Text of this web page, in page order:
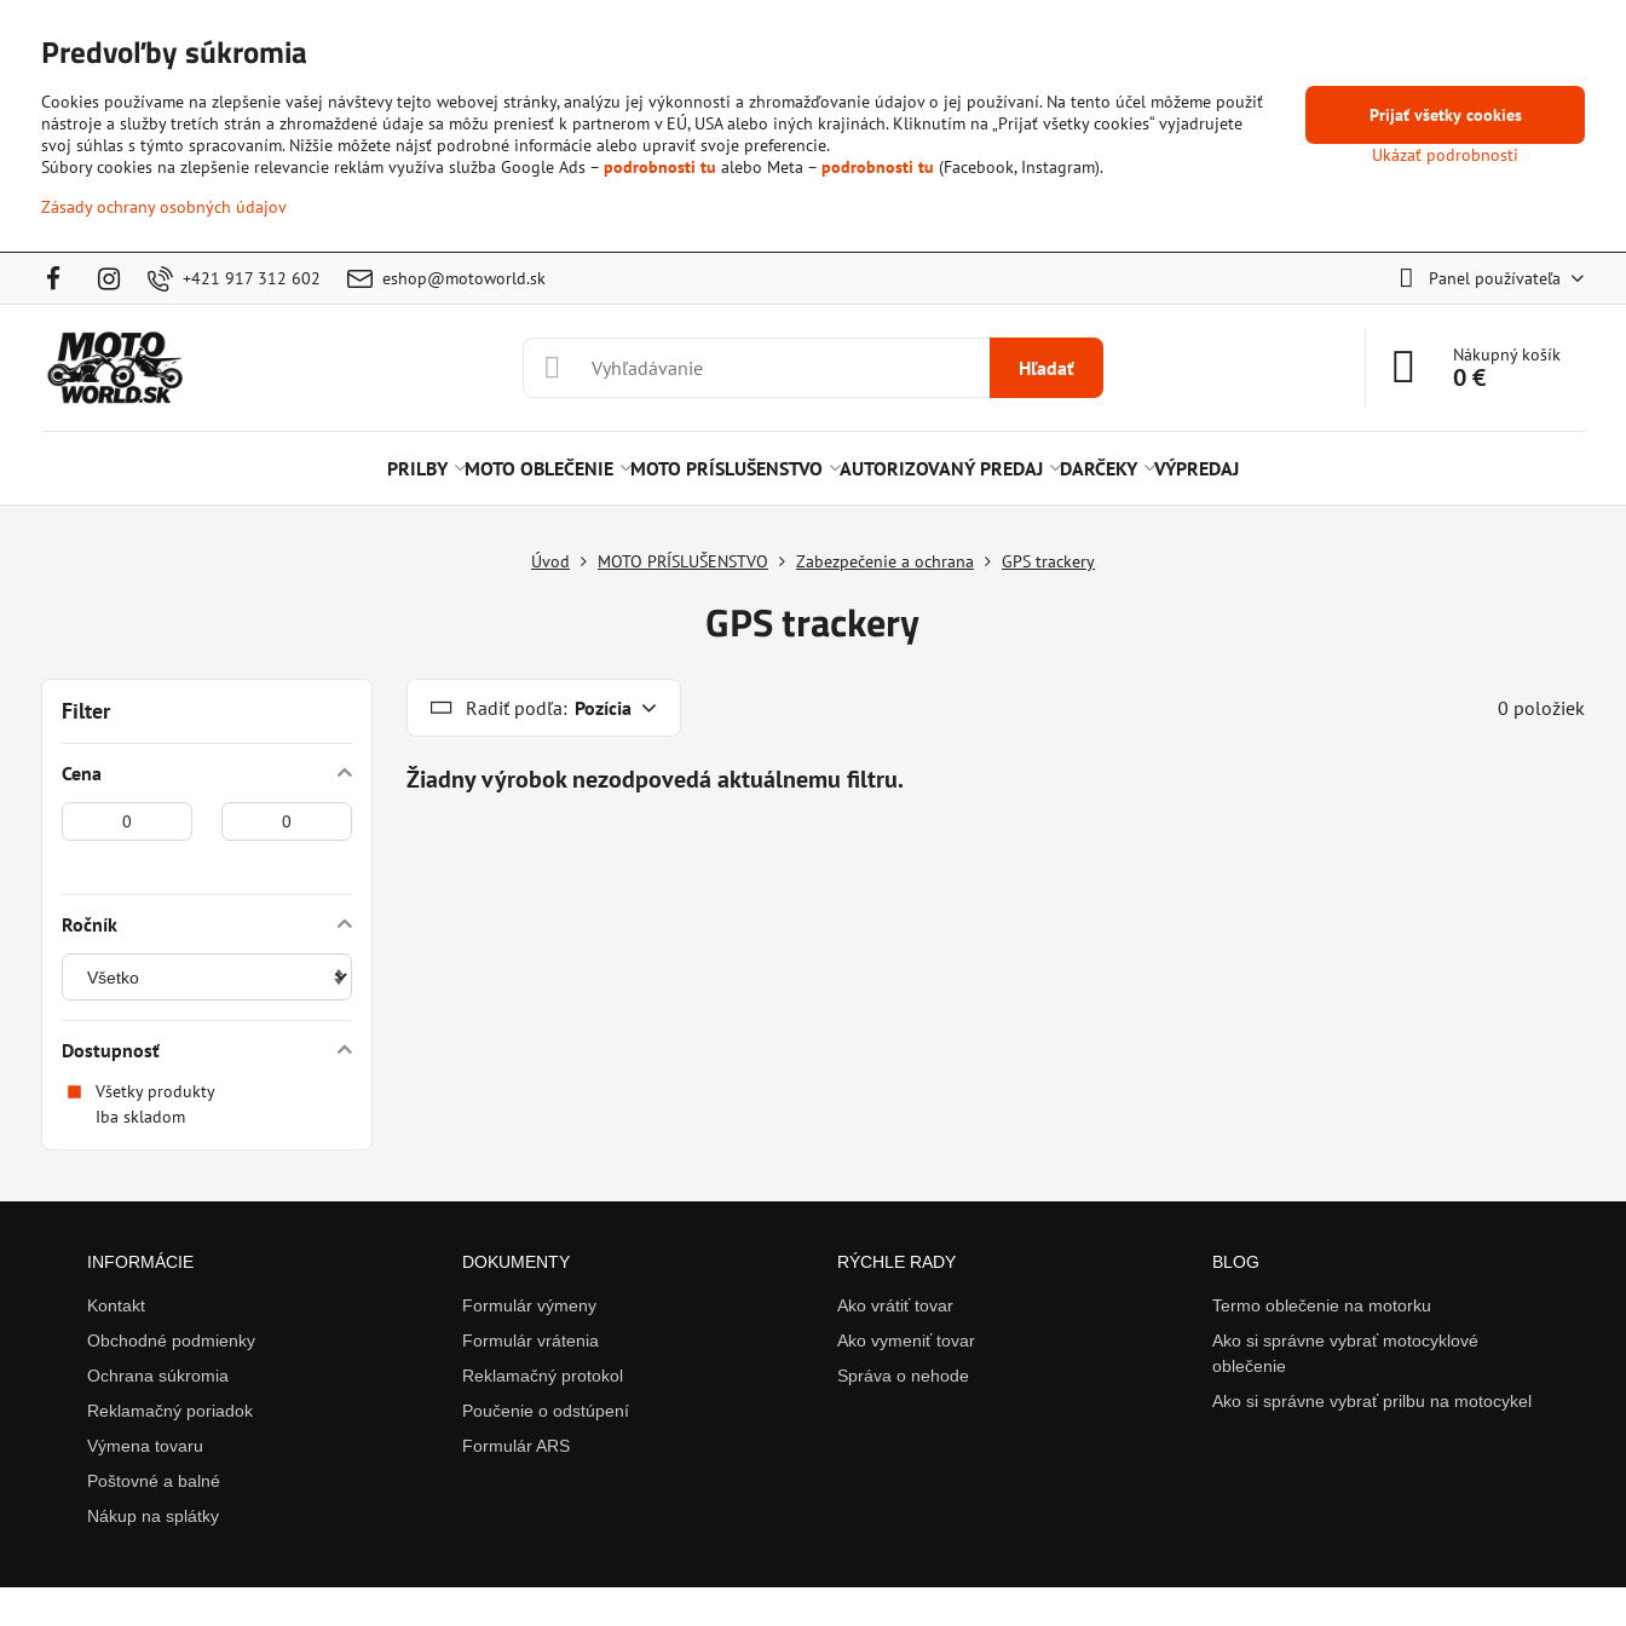
+421 917 312 602 eshop@motoworld.sk Panel používateľa
Hľadať
Nákupný košík
0 €
PRILBY MOTO OBLEČENIE MOTO PRÍSLUŠENSTVO AUTORIZOVANÝ PREDAJ DARČEKY VÝPREDAJ
Úvod MOTO PRÍSLUŠENSTVO Zabezpečenie a ochrana GPS trackery
GPS trackery
Radiť podľa: Pozícia 0 položiek
Filter
Cena
Od:
Do:
Ročník
Dostupnosť
Všetky produkty
Iba skladom
INFORMÁCIE
Kontakt
Obchodné podmienky
Ochrana súkromia
Reklamačný poriadok
Výmena tovaru
Poštovné a balné
Nákup na splátky
DOKUMENTY
Formulár výmeny
Formulár vrátenia
Reklamačný protokol
Poučenie o odstúpení
Formulár ARS
RÝCHLE RADY
Ako vrátiť tovar
Ako vymeniť tovar
Správa o nehode
BLOG
Termo oblečenie na motorku
Ako si správne vybrať motocyklové
oblečenie
Ako si správne vybrať prilbu na motocykel
Predvoľby súkromia
Cookies používame na zlepšenie vašej návštevy tejto webovej stránky, analýzu jej výkonnosti a zhromažďovanie údajov o jej používaní. Na tento účel môžeme použiť
nástroje a služby tretích strán a zhromaždené údaje sa môžu preniesť k partnerom v EÚ, USA alebo iných krajinách. Kliknutím na „Prijať všetky cookies“ vyjadrujete
svoj súhlas s týmto spracovaním. Nižšie môžete nájsť podrobné informácie alebo upraviť svoje preferencie.
Súbory cookies na zlepšenie relevancie reklám využíva služba Google Ads – podrobnosti tu alebo Meta – podrobnosti tu (Facebook, Instagram).
Zásady ochrany osobných údajov
Ukázať podrobnosti
Prijať všetky cookies